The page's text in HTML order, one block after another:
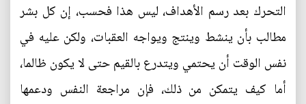
التحرك بعد رسم الأهداف، ليس هذا فحسب، إن كل بشر
مطالب بأن ينشط وينتج ويواجه العقبات، ولكن عليه في
نفس الوقت أن يحتمي ويتدرع بالقيم حتى لا يكون ظالما،
أما كيف يتمكن من ذلك، فإن مراجعة النفس ودعمها